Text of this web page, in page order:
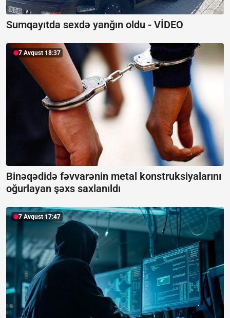
Sumqayıtda sexdə yanğın oldu - VİDEO
7 Avqust 18:37
Binəqədidə fəvvarənin metal konstruksiyalarını
oğurlayan şəxs saxlanıldı
7 Avqust 17:47